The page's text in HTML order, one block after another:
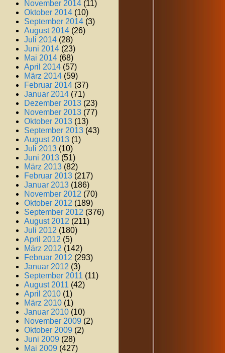
November 2014 (11)
Oktober 2014 (10)
September 2014 (3)
August 2014 (26)
Juli 2014 (28)
Juni 2014 (23)
Mai 2014 (68)
April 2014 (57)
März 2014 (59)
Februar 2014 (37)
Januar 2014 (71)
Dezember 2013 (23)
November 2013 (77)
Oktober 2013 (13)
September 2013 (43)
August 2013 (1)
Juli 2013 (10)
Juni 2013 (51)
März 2013 (82)
Februar 2013 (217)
Januar 2013 (186)
November 2012 (70)
Oktober 2012 (189)
September 2012 (376)
August 2012 (211)
Juli 2012 (180)
April 2012 (5)
März 2012 (142)
Februar 2012 (293)
Januar 2012 (3)
September 2011 (11)
August 2011 (42)
April 2010 (1)
März 2010 (1)
Januar 2010 (10)
November 2009 (2)
Oktober 2009 (2)
Juni 2009 (28)
Mai 2009 (427)